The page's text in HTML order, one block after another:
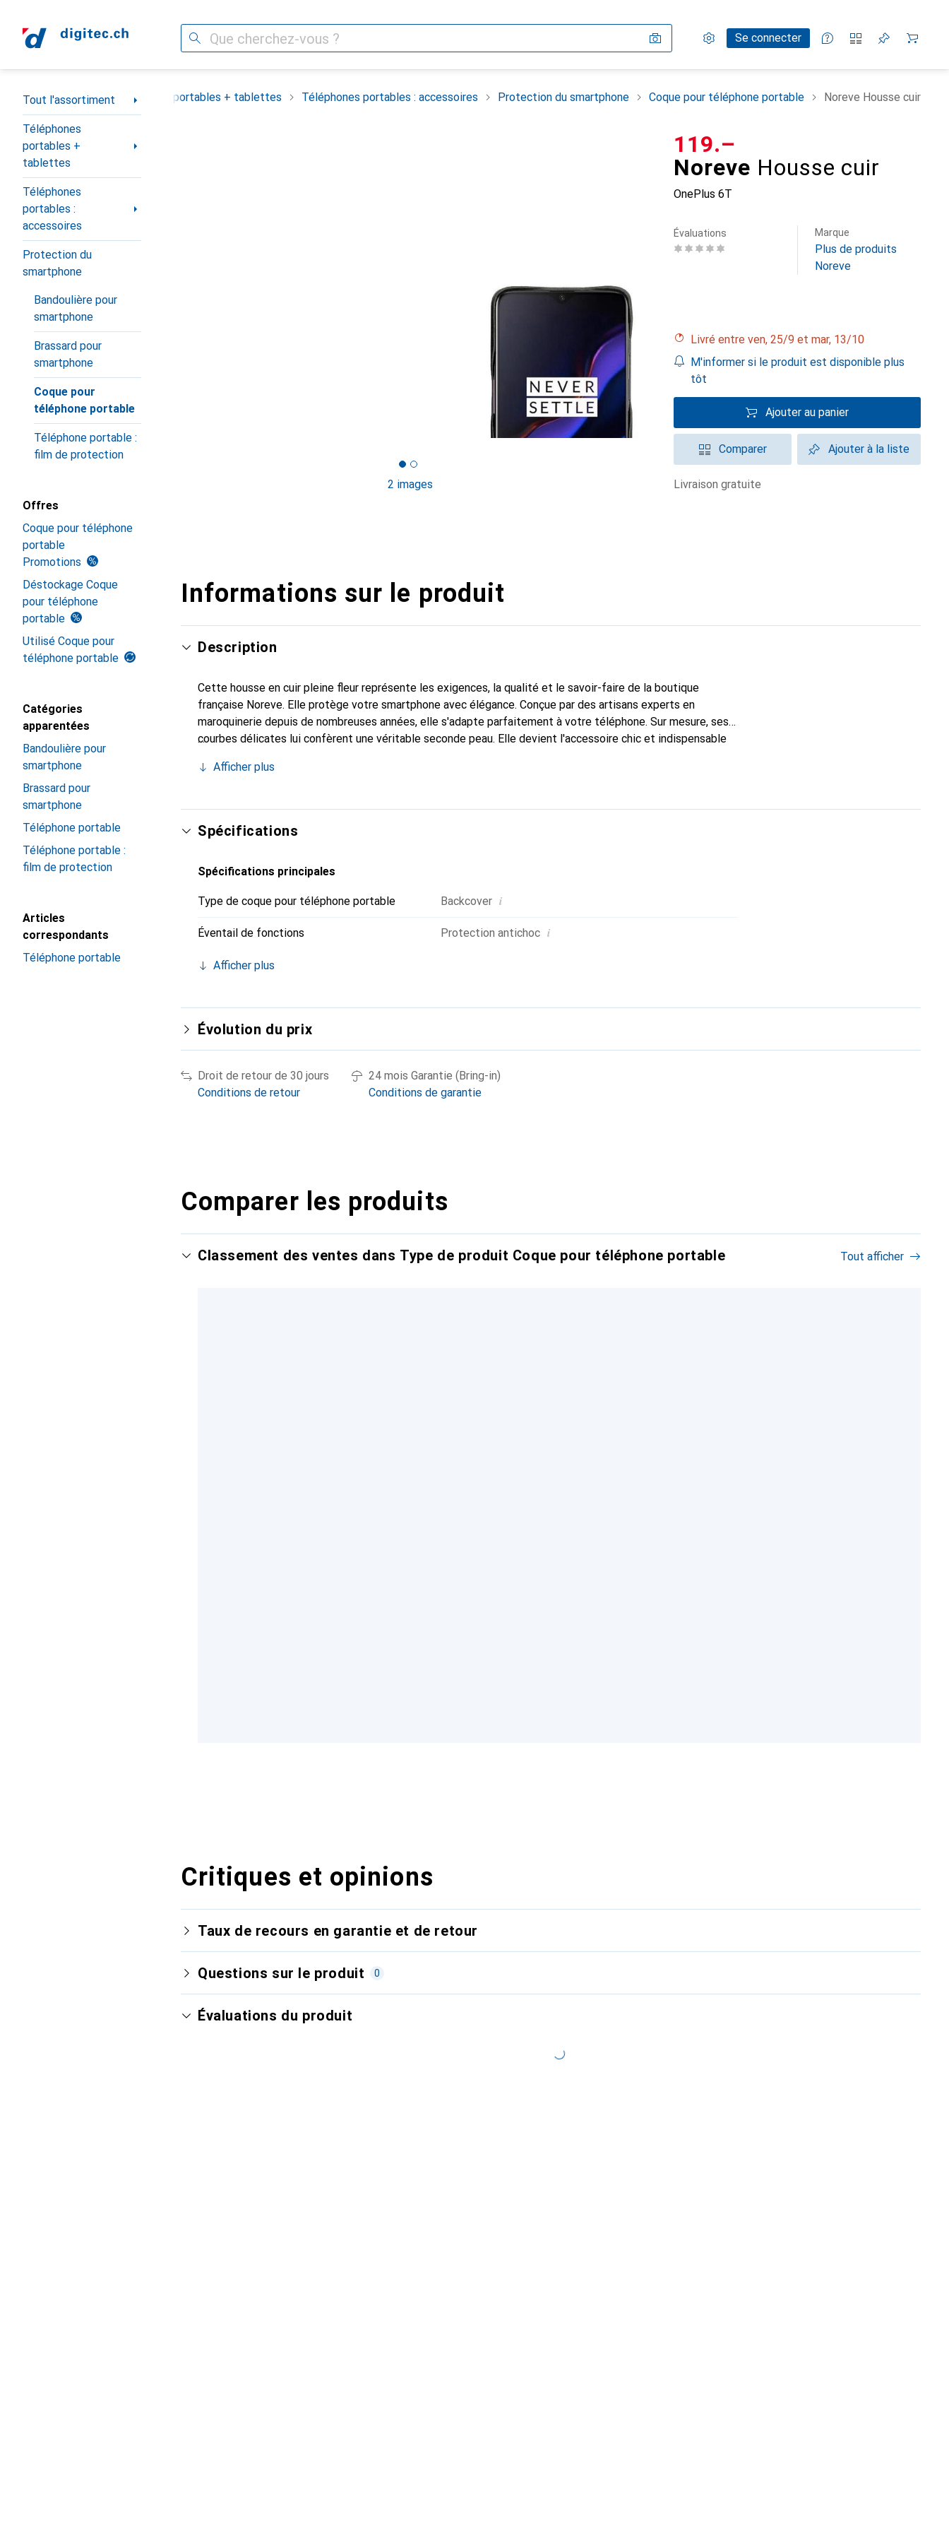
Recherche Paramètres
Compte clientSe connecter
Listes de comparaison
Listes d'envies
Panier
Navigation par catégorie
Tout l'assortiment
Téléphones
portables +
tablettes
Téléphones
portables :
accessoires
Protection du
smartphone
Bandoulière pour
smartphone
Brassard pour
smartphone
Coque pour
téléphone portable
Téléphone portable :
film de protection
Offres
Coque pour téléphone
portable
Promotions
Déstockage Coque
pour téléphone
portable
Utilisé Coque pour
téléphone portable
Catégories
apparentées
Bandoulière pour
smartphone
Brassard pour
smartphone
Téléphone portable
Téléphone portable :
film de protection
Articles
correspondants
Téléphone portable
Tout l'assortiment Téléphones portables + tablettes Téléphones portables : accessoires Protection du smartphone Coque pour téléphone portable Noreve Housse cuir
2 images
Noreve Housse cuir
OnePlus 6T
CHF
119.–
Évaluations Marque
Plus de produits
Noreve
Livré entre ven, 25/9 et mar, 13/10
M'informer si le produit est disponible plus
tôt
Ajouter au panier
Comparer Ajouter à la liste
livraison gratuite
Informations sur le produit
Description
Cette housse en cuir pleine fleur représente les exigences, la qualité et le savoir-faire de la boutique
française Noreve. Elle protège votre smartphone avec élégance. Conçue par des artisans experts en
maroquinerie depuis de nombreuses années, elle s'adapte parfaitement à votre téléphone. Sur mesure, ses
courbes délicates lui confèrent une véritable seconde peau. Elle devient l'accessoire chic et indispensable
Noreve est un choix sûr pour une clientèle exigeante.
Afficher plus
Spécifications
Spécifications principales
Type de coque pour téléphone portable Backcover i
Éventail de fonctions Protection antichoc i
Afficher plus
Évolution du prix
Droit de retour de 30 jours
Conditions de retour
24 mois Garantie (Bring-in)
Conditions de garantie
Comparer les produits
Classement des ventes dans Type de produit Coque pour téléphone portable Tout afficher
Critiques et opinions
Taux de recours en garantie et de retour
Questions sur le produit 0
Évaluations du produit